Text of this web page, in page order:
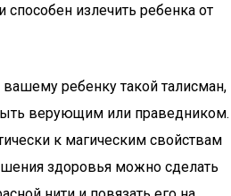
излечить ребенка от
ребенку такой талисман,
верующим или праведником.
к магическим свойствам
здоровья можно сделать